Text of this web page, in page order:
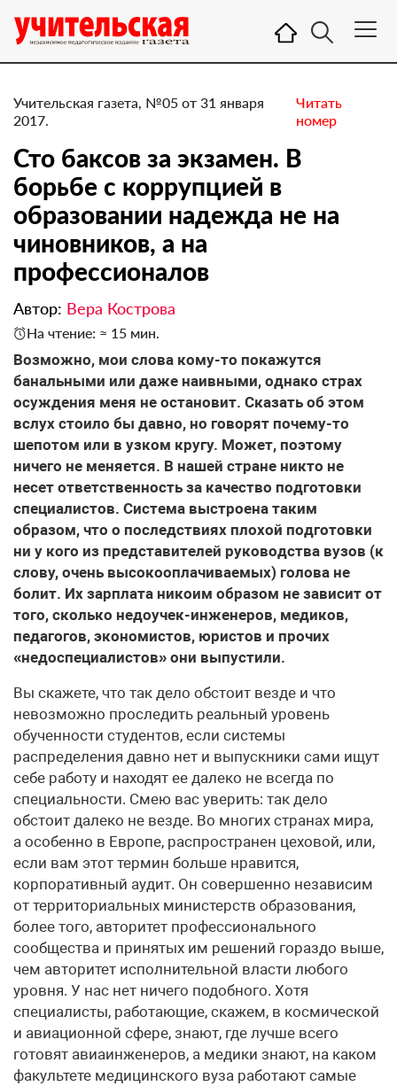
Учительская газета, №05 от 31 января
2017.
Читать
номер
Сто баксов за экзамен. В
борьбе с коррупцией в
образовании надежда не на
чиновников, а на
профессионалов
Автор: Вера Кострова
На чтение: ≈ 15 мин.
Возможно, мои слова кому-то покажутся
банальными или даже наивными, однако страх
осуждения меня не остановит. Сказать об этом
вслух стоило бы давно, но говорят почему-то
шепотом или в узком кругу. Может, поэтому
ничего не меняется. В нашей стране никто не
несет ответственность за качество подготовки
специалистов. Система выстроена таким
образом, что о последствиях плохой подготовки
ни у кого из представителей руководства вузов (к
слову, очень высокооплачиваемых) голова не
болит. Их зарплата никоим образом не зависит от
того, сколько недоучек-инженеров, медиков,
педагогов, экономистов, юристов и прочих
«недоспециалистов» они выпустили.
Вы скажете, что так дело обстоит везде и что
невозможно проследить реальный уровень
обученности студентов, если системы
распределения давно нет и выпускники сами ищут
себе работу и находят ее далеко не всегда по
специальности. Смею вас уверить: так дело
обстоит далеко не везде. Во многих странах мира,
а особенно в Европе, распространен цеховой, или,
если вам этот термин больше нравится,
корпоративный аудит. Он совершенно независим
от территориальных министерств образования,
более того, авторитет профессионального
сообщества и принятых им решений гораздо выше,
чем авторитет исполнительной власти любого
уровня. У нас нет ничего подобного. Хотя
специалисты, работающие, скажем, в космической
и авиационной сфере, знают, где лучше всего
готовят авиаинженеров, а медики знают, на каком
факультете медицинского вуза работают самые